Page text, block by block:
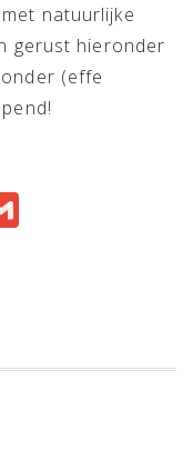
natuurlijke
gerust hieronder
(effe